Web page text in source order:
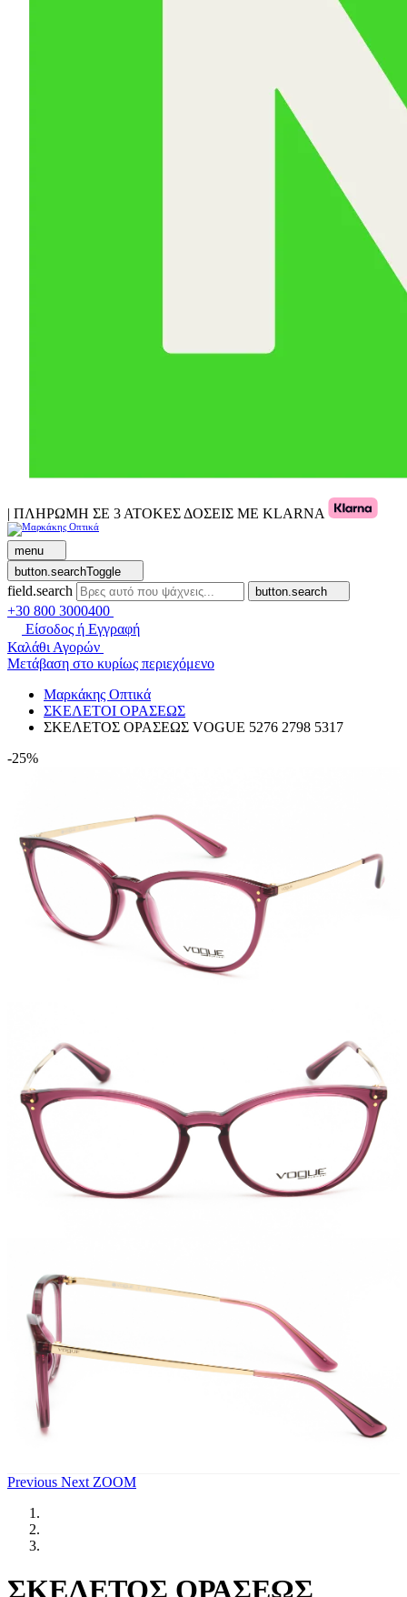
| ΠΛΗΡΩΜΗ ΣΕ 3 ΑΤΟΚΕΣ ΔΟΣΕΙΣ ΜΕ KLARNA
menu
button.searchToggle
field.search button.search
+30 800 3000400
Είσοδος ή Εγγραφή
Καλάθι Αγορών
Μετάβαση στο κυρίως περιεχόμενο
Μαρκάκης Οπτικά
ΣΚΕΛΕΤΟΙ ΟΡΑΣΕΩΣ
ΣΚΕΛΕΤΟΣ ΟΡΑΣΕΩΣ VOGUE 5276 2798 5317
-25%
Previous Next ZOOM
ΣΚΕΛΕΤΟΣ ΟΡΑΣΕΩΣ